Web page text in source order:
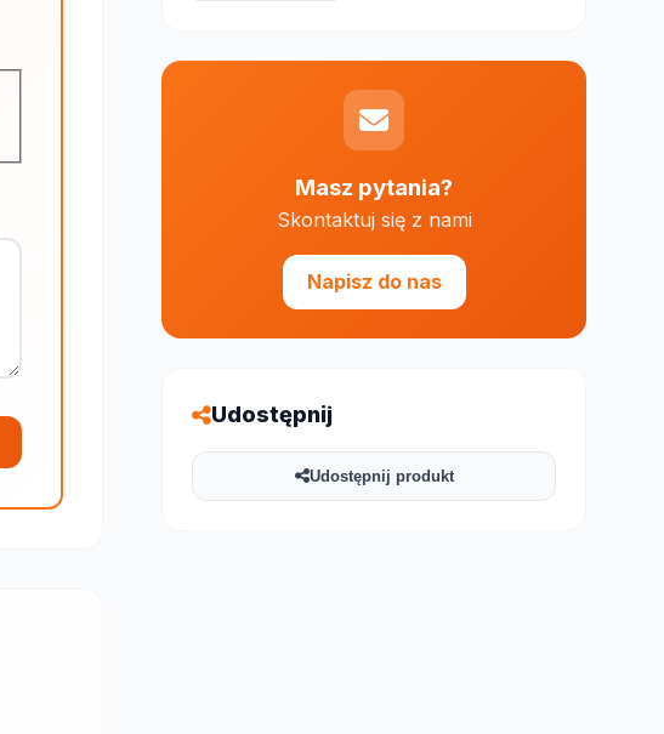
Maksymalnie 1000 znaków
Masz pytania?
Skontaktuj się z nami
Napisz do nas
Udostępnij
Udostępnij produkt